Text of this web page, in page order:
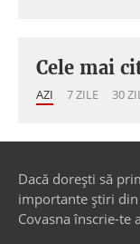
Cele mai
AZI 7 ZILE 30
Dacă dorești să
importante știri
Covasna înscrie-te